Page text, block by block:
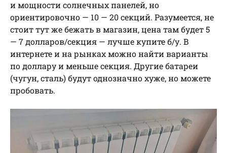
и мощности солнечных панелей, но
ориентировочно — 10 — 20 секций. Разумеется, не
стоит тут же бежать в магазин, цена там будет 5
— 7 долларов/секция — лучше купите б/у. В
интернете и на рынках можно найти варианты
по доллару и меньше секция. Другие батареи
(чугун, сталь) будут однозначно хуже, но можете
пробовать.